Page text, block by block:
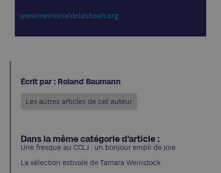
www.memorialdelashoah.org
Écrit par : Roland Baumann
Les autres articles de cet auteur
Dans la même catégorie d'article :
Une fresque au CCLJ : un bonjour empli de joie
La sélection estivale de Tamara Weinstock